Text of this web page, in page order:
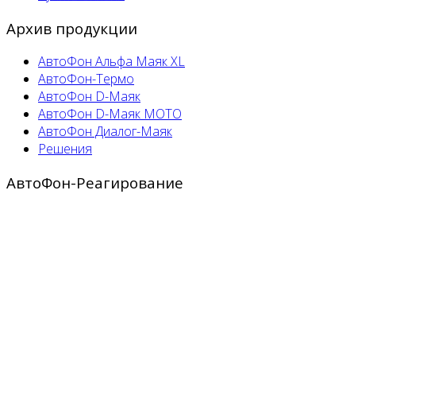
Архив продукции
АвтоФон Альфа Маяк XL
АвтоФон-Термо
АвтоФон D-Маяк
АвтоФон D-Маяк МОТО
АвтоФон Диалог-Маяк
Решения
АвтоФон-Реагирование